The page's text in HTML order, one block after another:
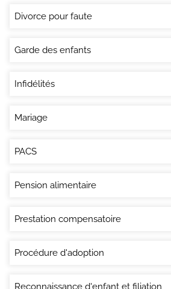
Divorce pour faute
Garde des enfants
Infidélités
Mariage
PACS
Pension alimentaire
Prestation compensatoire
Procédure d'adoption
Reconnaissance d'enfant et filiation